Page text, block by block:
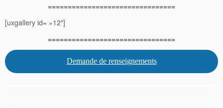
================================
[uxgallery id= »12″]
================================
Demande de renseignements